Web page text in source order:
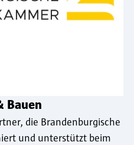
Bauen
die Brandenburgische
und unterstützt beim